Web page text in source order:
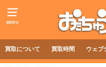
MENU
買取について 買取時間 ウェブ